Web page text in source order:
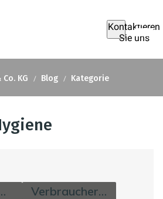
Kontaktieren
Sie uns
KG Blog Kategorie
Verbraucherinfos